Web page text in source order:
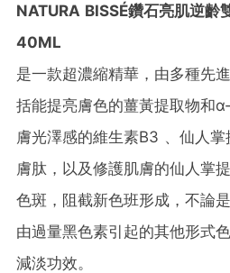
NATURA BISSÉ鑽石亮肌逆
40ML
是一款超濃縮精華，由多種先
括能提亮膚色的薑黃提取物和
膚光澤感的維生素B3 、仙人
膚肽，以及修護肌膚的仙人掌
色斑，阻截新色班形成，不論
由過量黑色素引起的其他形式
減淡功效。